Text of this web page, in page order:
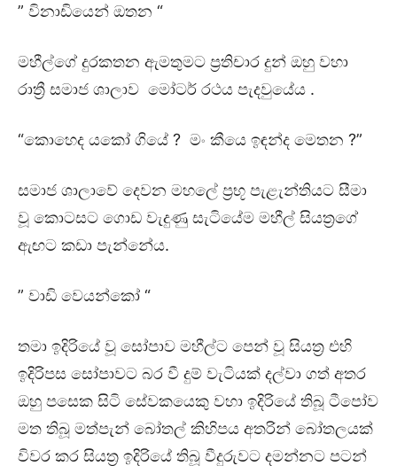
” විනාඩියෙන් ඔතන “
මහීල්ගේ දුරකතන ඇමතුමට ප්‍රතිචාර දුන් ඔහු වහා
රාත්‍රී සමාජ ශාලාව මෝටර් රථය පැදවුයේය .
“කොහෙද යකෝ ගියේ ? මං කීයෙ ඉඳන්ද මෙතන ?”
සමාජ ශාලාවේ දෙවන මහලේ ප්‍රභූ පැළැන්තියට සීමා
වූ කොටසට ගොඩ වැදුණු සැටියේම මහීල් සියත්‍රගේ
ඇඟට කඩා පැන්නේය.
” වාඩි වෙයන්කෝ “
තමා ඉදිරියේ වූ සෝපාව මහීල්ට පෙන් වූ සියත්‍ර එහි
ඉදිරිපස සෝපාවට බර වී දුම් වැටියක් දල්වා ගත් අතර
ඔහු පසෙක සිටි සේවකයෙකු වහා ඉදිරියේ තිබූ ටීපෝව
මත තිබූ මත්පැන් බෝතල් කිහිපය අතරින් බෝතලයක්
විවර කර සියත්‍ර ඉදිරියේ තිබූ වීදුරුවට දමන්නට පටන්